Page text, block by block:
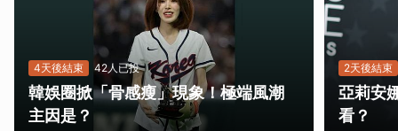
4天後結束 42人已投
韓娛圈掀「骨感瘦」現象！極端風潮
主因是？
2天後結束
亞莉安
看？